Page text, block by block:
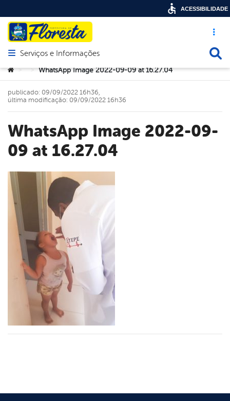
Acesso
Abrir menu principal de navegação
Serviços e Informações
Você está aqui:
> > WhatsApp Image 2022-09-09 at 16.27.04
WhatsApp Image 2022-09-
09 at 16.27.04
publicado: 09/09/2022 16h36,
última modificação: 09/09/2022 16h36
ACESSIBILIDADE